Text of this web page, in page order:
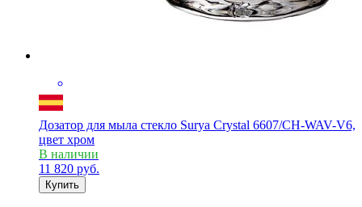
Дозатор для мыла стекло Surya Crystal 6607/CH-WAV-V6,
цвет хром
В наличии
11 820 руб.
Купить